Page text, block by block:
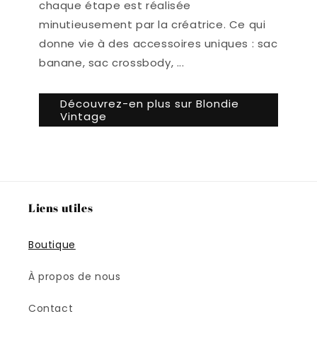
chaque étape est réalisée
minutieusement par la créatrice. Ce qui
donne vie à des accessoires uniques : sac
banane, sac crossbody, ...
Découvrez-en plus sur Blondie
Vintage
Liens utiles
Boutique
À propos de nous
Contact